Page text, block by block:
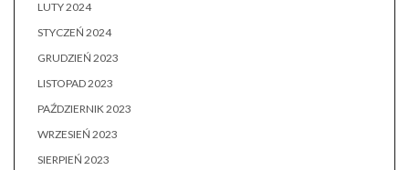
LUTY 2024
STYCZEŃ 2024
GRUDZIEŃ 2023
LISTOPAD 2023
PAŹDZIERNIK 2023
WRZESIEŃ 2023
SIERPIEŃ 2023